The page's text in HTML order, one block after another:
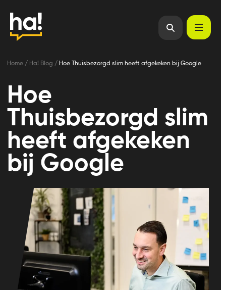
Home / Ha! Blog / Hoe Thuisbezorgd slim heeft afgekeken bij Google
Hoe
Thuisbezorgd slim
heeft afgekeken
bij Google